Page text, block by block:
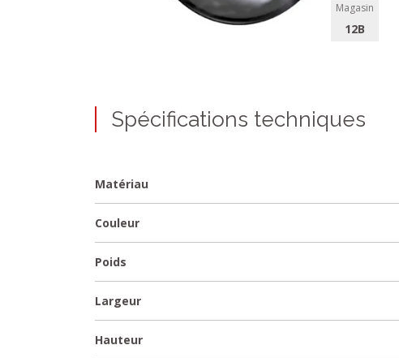
Magasin
12B
Spécifications techniques
Matériau
Couleur
Poids
Largeur
Hauteur